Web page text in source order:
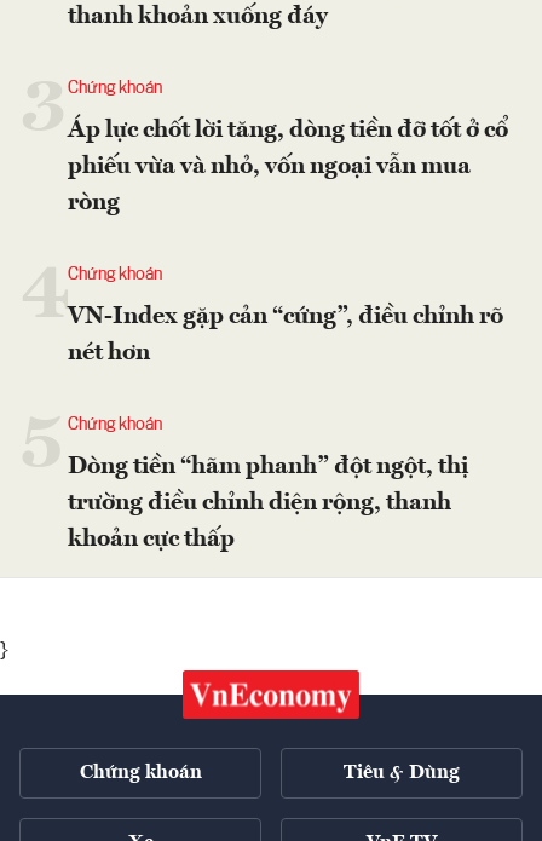
thanh khoản xuống đáy
Chứng khoán
Áp lực chốt lời tăng, dòng tiền đỡ tốt ở cổ
phiếu vừa và nhỏ, vốn ngoại vẫn mua
ròng
4Chứng khoán
VN-Index gặp cản “cứng”, điều chỉnh rõ
nét hơn
Chứng khoán
Dòng tiền “hãm phanh” đột ngột, thị
trường điều chỉnh diện rộng, thanh
khoản cực thấp
}
Chứng khoán Tiêu & Dùng